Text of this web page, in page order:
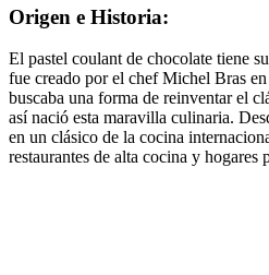
Origen e Historia:
El pastel coulant de chocolate tiene
fue creado por el chef Michel Bras
buscaba una forma de reinventar el
así nació esta maravilla culinaria.
en un clásico de la cocina
restaurantes de alta cocina y hogares